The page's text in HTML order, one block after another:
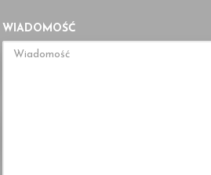
WIADOMOŚĆ